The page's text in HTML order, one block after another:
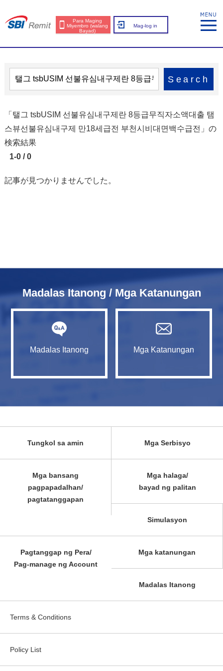
Para Maging
Miyembro (walang
Bayad)
Mag-log in
Search
「탤그 tsbUSIM 선불유심내구제란 8등급무직자소액대출 탬
스뷰선불유심내구제 만18세급전 부천시비대면백수급전」の
検索結果
1-0 / 0
記事が見つかりませんでした。
Madalas Itanong / Mga Katanungan
Madalas Itanong Mga Katanungan
Tungkol sa amin Mga Serbisyo
Mga bansang
pagpapadalhan/
pagtatanggapan
Mga halaga/
bayad ng palitan
Simulasyon
Pagtanggap ng Pera/
Pag-manage ng Account
Mga katanungan
Madalas Itanong
Terms & Conditions
Policy List